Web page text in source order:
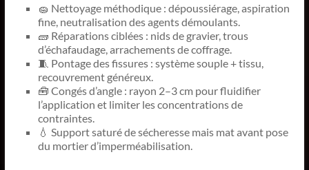
🧽 Nettoyage méthodique : dépoussiérage, aspiration
fine, neutralisation des agents démoulants.
🧱 Réparations ciblées : nids de gravier, trous
d’échafaudage, arrachements de coffrage.
🧵 Pontage des fissures : système souple + tissu,
recouvrement généreux.
🧰 Congés d’angle : rayon 2–3 cm pour fluidifier
l’application et limiter les concentrations de
contraintes.
💧 Support saturé de sécheresse mais mat avant pose
du mortier d’imperméabilisation.